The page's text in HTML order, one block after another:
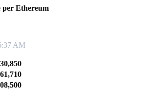
per Ethereum
AM